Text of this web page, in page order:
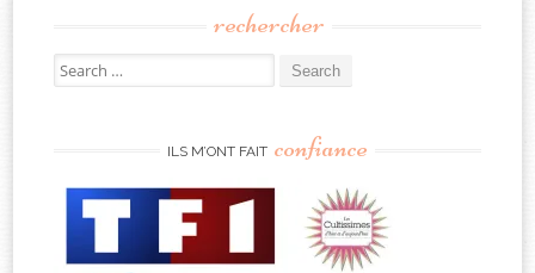
rechercher
Search
for:
ILS M’ONT FAIT confiance